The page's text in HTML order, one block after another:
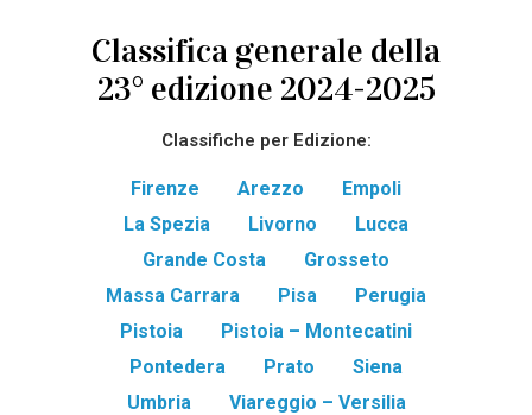
Classifica generale della
23° edizione 2024-2025
Classifiche per Edizione:
Firenze Arezzo
Empoli
La Spezia
Livorno
Lucca
Grande Costa
Grosseto
Massa Carrara
Pisa
Perugia
Pistoia
Pistoia – Montecatini
Pontedera
Prato
Siena
Umbria
Viareggio – Versilia